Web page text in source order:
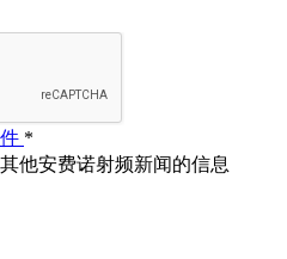
*
他安费诺射频新闻的信息